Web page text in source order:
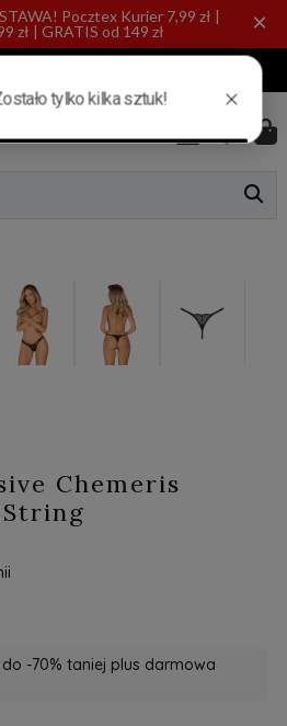
Pocztex Kurier 7,99 zł |
zł | GRATIS od 149 zł
×
Chemeris
-70% taniej plus darmowa